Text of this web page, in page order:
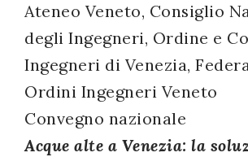
Ateneo Veneto, Consiglio
degli Ingegneri, Ordine e
Ingegneri di Venezia,
Ordini Ingegneri Veneto
Convegno nazionale
Acque alte a Venezia: la
con il
decreto
legislativo
196/03